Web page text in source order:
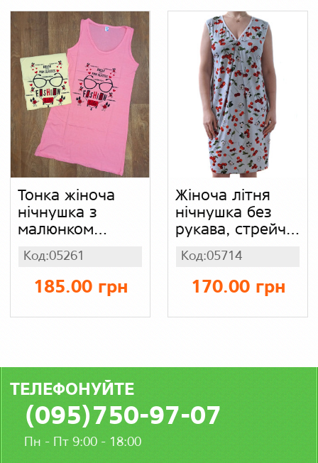
Тонка жіноча
нічнушка з
малюнком
Туреччина,
кулір
Код:05261
185.00 грн
Жіноча літня
нічнушка без
рукава, стрейч
кулір
Код:05714
170.00 грн
ТЕЛЕФОНУЙТЕ
(095)750-97-07
Пн - Пт 9:00 - 18:00